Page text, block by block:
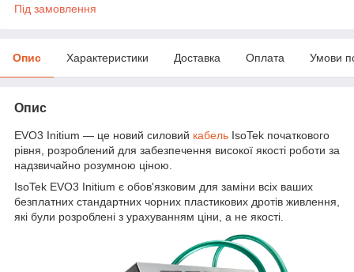
Під замовлення
Опис Характеристики Доставка Оплата Умови
Опис
EVO3 Initium — це новий силовий кабель IsoTek початкового
рівня, розроблений для забезпечення високої якості роботи за
надзвичайно розумною ціною.
IsoTek EVO3 Initium є обов'язковим для заміни всіх ваших
безплатних стандартних чорних пластикових дротів живлення,
які були розроблені з урахуванням ціни, а не якості.